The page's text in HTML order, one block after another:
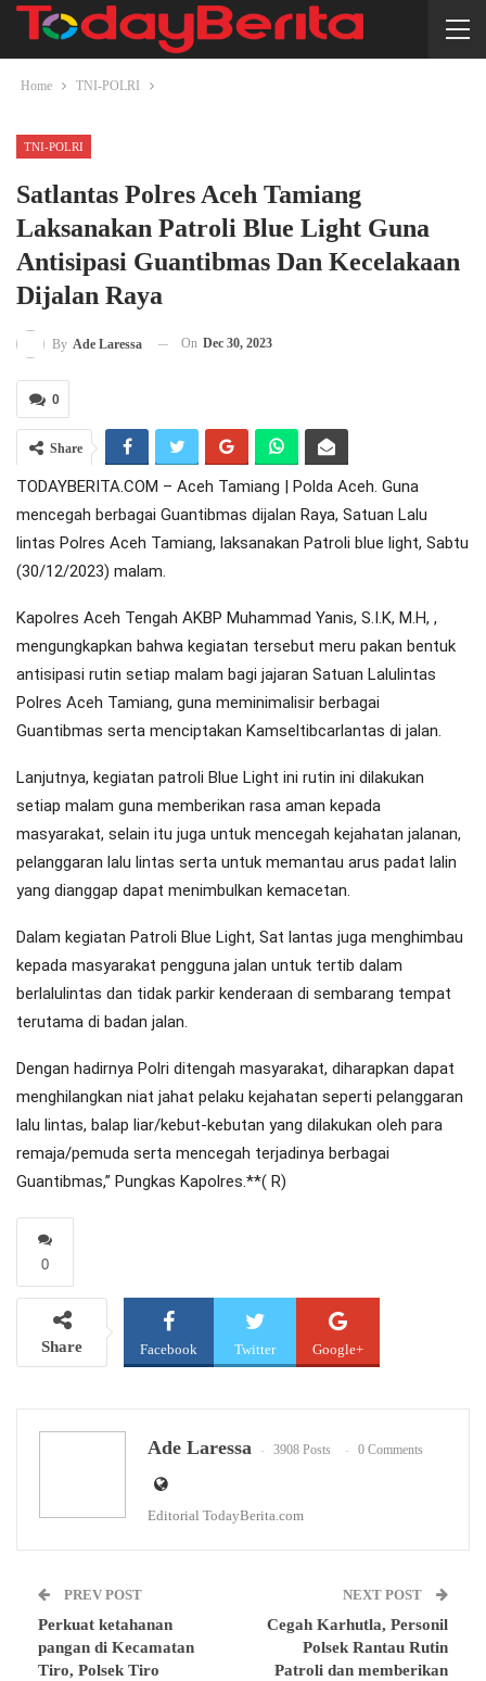
Home TNI-POLRI
TNI-POLRI
Satlantas Polres Aceh Tamiang
Laksanakan Patroli Blue Light Guna
Antisipasi Guantibmas Dan Kecelakaan
Dijalan Raya
By Ade Laressa On Dec 30, 2023
0
Share
TODAYBERITA.COM – Aceh Tamiang | Polda Aceh. Guna
mencegah berbagai Guantibmas dijalan Raya, Satuan Lalu
lintas Polres Aceh Tamiang, laksanakan Patroli blue light, Sabtu
(30/12/2023) malam.
Kapolres Aceh Tengah AKBP Muhammad Yanis, S.I.K, M.H, ,
mengungkapkan bahwa kegiatan tersebut meru pakan bentuk
antisipasi rutin setiap malam bagi jajaran Satuan Lalulintas
Polres Aceh Tamiang, guna meminimalisir berbagai
Guantibmas serta menciptakan Kamseltibcarlantas di jalan.
Lanjutnya, kegiatan patroli Blue Light ini rutin ini dilakukan
setiap malam guna memberikan rasa aman kepada
masyarakat, selain itu juga untuk mencegah kejahatan jalanan,
pelanggaran lalu lintas serta untuk memantau arus padat lalin
yang dianggap dapat menimbulkan kemacetan.
Dalam kegiatan Patroli Blue Light, Sat lantas juga menghimbau
kepada masyarakat pengguna jalan untuk tertib dalam
berlalulintas dan tidak parkir kenderaan di sembarang tempat
terutama di badan jalan.
Dengan hadirnya Polri ditengah masyarakat, diharapkan dapat
menghilangkan niat jahat pelaku kejahatan seperti pelanggaran
lalu lintas, balap liar/kebut-kebutan yang dilakukan oleh para
remaja/pemuda serta mencegah terjadinya berbagai
Guantibmas,” Pungkas Kapolres.**( R)
0
Share Facebook Twitter Google+
Ade Laressa 3908 Posts 0 Comments
Editorial TodayBerita.com
PREV POST
Perkuat ketahanan
pangan di Kecamatan
Tiro, Polsek Tiro
NEXT POST
Cegah Karhutla, Personil
Polsek Rantau Rutin
Patroli dan memberikan